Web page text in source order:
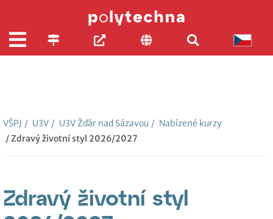
VŠPJ / U3V / U3V Žďár nad Sázavou / Nabízené kurzy
/ Zdravý životní styl 2026/2027
Zdravý životní styl